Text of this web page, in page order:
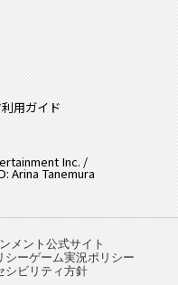
用ガイド
Inc. /
Arina Tanemura
メント公式サイト
シーゲーム実況ポリシー
シビリティ方針